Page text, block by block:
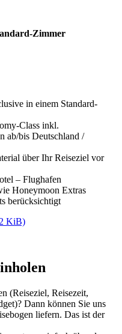
Zimmer
in einem Standard-
Class inkl.
ab/bis Deutschland /
über Ihr Reiseziel vor
– Flughafen
Honeymoon Extras
berücksichtigt
KiB)
(Reiseziel, Reisezeit,
Dann können Sie uns
liefern. Das ist der